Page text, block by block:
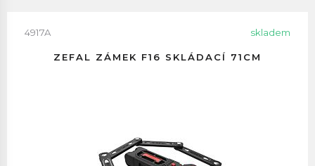
4917A skladem
ZEFAL ZÁMEK F16 SKLÁDACÍ 71CM